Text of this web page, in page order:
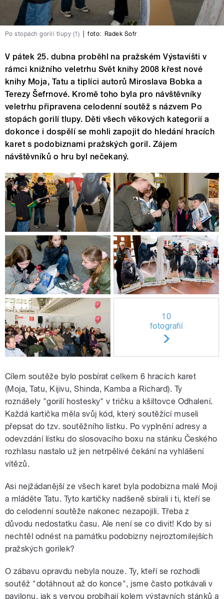
Po stopách gorilí tlupy (1) foto: Radek Šofr
V pátek 25. dubna proběhl na pražském Výstavišti v
rámci knižního veletrhu Svět knihy 2008 křest nové
knihy Moja, Tatu a tiplíci autorů Miroslava Bobka a
Terezy Šefrnové. Kromě toho byla pro návštěvníky
veletrhu připravena celodenní soutěž s názvem Po
stopách gorilí tlupy. Děti všech věkových kategorií a
dokonce i dospělí se mohli zapojit do hledání hracích
karet s podobiznami pražských goril. Zájem
návštěvníků o hru byl nečekaný.
10
fotografií
Cílem soutěže bylo posbírat celkem 6 hracích karet
(Moja, Tatu, Kijivu, Shinda, Kamba a Richard). Ty
roznášely "gorilí hostesky" v tričku a kšiltovce Odhalení.
Každá kartička měla svůj kód, který soutěžící museli
přepsat do tzv. soutěžního lístku. Po vyplnění adresy a
odevzdání lístku do slosovacího boxu na stánku Českého
rozhlasu nastalo už jen netrpělivé čekání na vyhlášení
vítězů.
Asi nejžádanější ze všech karet byla podobizna malé Moji
a mláděte Tatu. Tyto kartičky nadšeně sbírali i ti, kteří se
do celodenní soutěže nakonec nezapojili. Třeba z
důvodu nedostatku času. Ale není se co divit! Kdo by si
nechtěl odnést na památku podobizny nejroztomilejších
pražských gorilek?
O zábavu opravdu nebyla nouze. Ty, kteří se rozhodli
soutěž "dotáhnout až do konce", jsme často potkávali v
pavilonu, jak s vervou probíhají kolem výstavních stánků a